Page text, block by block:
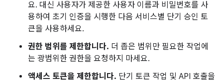
요. 대신 사용자가 제공한 사용자 이름과 비밀번호를 사
용하여 초기 인증을 시행한 다음 서비스별 단기 승인 토
큰을 사용하세요.
권한 범위를 제한합니다. 더 좁은 범위만 필요한 작업에
는 광범위한 권한을 요청하지 마세요.
액세스 토큰을 제한합니다. 단기 토큰 작업 및 API 호출을